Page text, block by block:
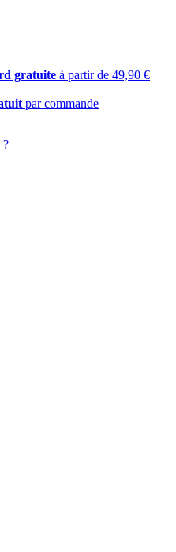
gratuite à partir de 49,90 €
par commande
?